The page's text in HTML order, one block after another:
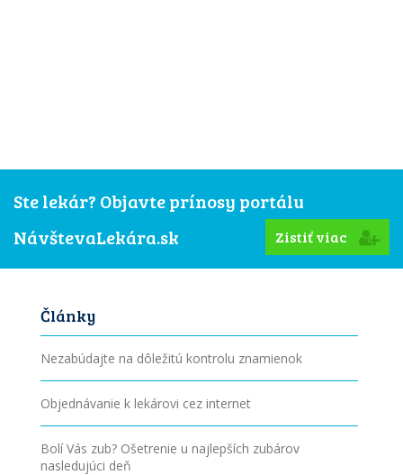
Ste lekár? Objavte prínosy portálu
NávštevaLekára.sk
Zistiť viac
Články
Nezabúdajte na dôležitú kontrolu znamienok
Objednávanie k lekárovi cez internet
Bolí Vás zub? Ošetrenie u najlepších zubárov
nasledujúci deň